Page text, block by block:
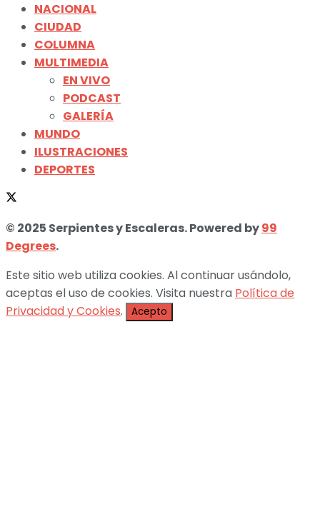
NACIONAL
CIUDAD
COLUMNA
MULTIMEDIA
EN VIVO
PODCAST
GALERÍA
MUNDO
ILUSTRACIONES
DEPORTES
© 2025 Serpientes y Escaleras. Powered by99
Degrees.
Este sitio web utiliza cookies. Al continuar usándolo,
aceptas el uso de cookies. Visita nuestra Política de
Privacidad y Cookies. Acepto